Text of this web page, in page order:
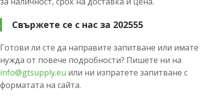
Свържете се с нас за 202555
Готови ли сте да направите запитване или имате
нужда от повече подробности? Пишете ни на
info@gtsupply.eu или ни изпратете запитване с
форматата на сайта.